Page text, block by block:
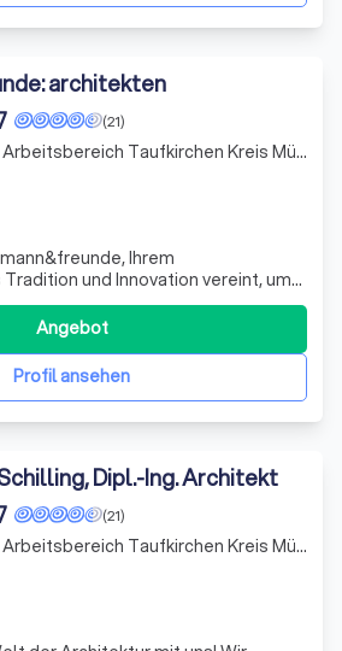
architekten
(21)
Ihrem
und Innovation vereint, um
nicht nur genutzt, sondern erlebt
daran, dass Architektur mehr ist als
– sie ist die Gestaltung
Identität un
Profil ansehen
Angebot
Arbeitsbereich Taufkirchen Kreis München
Dipl.-Ing. Architekt
(21)
Arbeitsbereich Taufkirchen Kreis München